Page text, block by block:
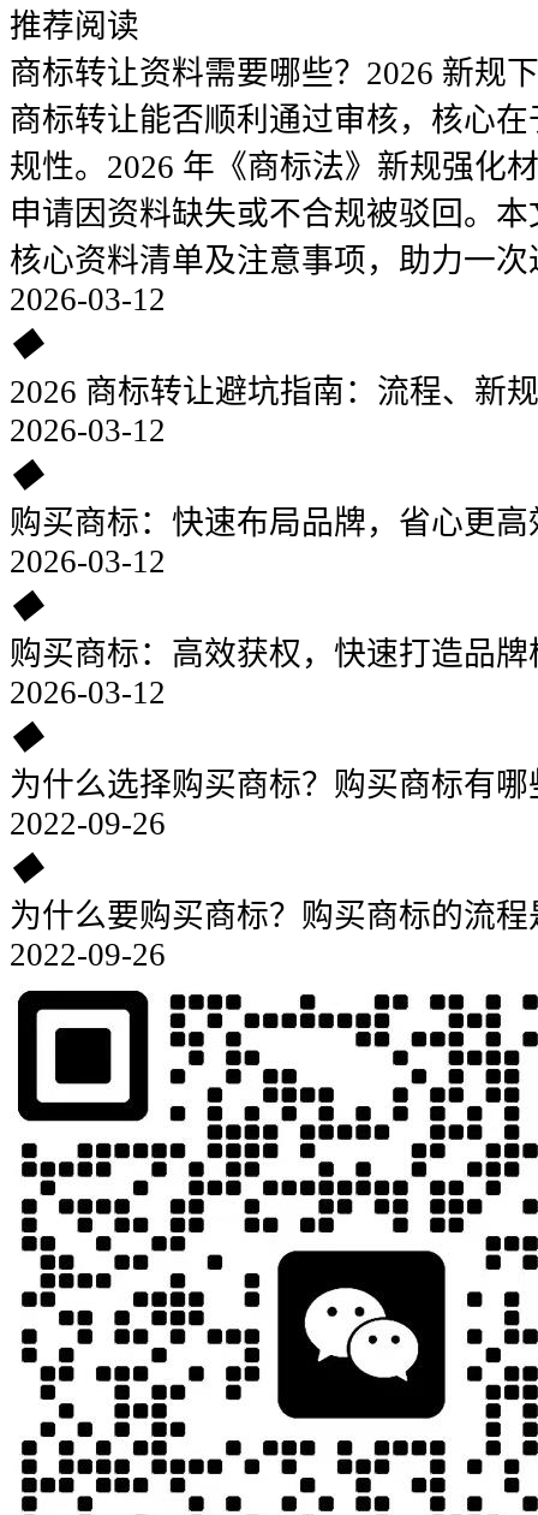
推荐阅读
商标转让资料需要哪些？2026 新规
商标转让能否顺利通过审核，核心
规性。2026 年《商标法》新规强化
申请因资料缺失或不合规被驳回。
核心资料清单及注意事项，助力一次
2026-03-12
◆
2026 商标转让避坑指南：流程、新
2026-03-12
◆
购买商标：快速布局品牌，省心更高
2026-03-12
◆
购买商标：高效获权，快速打造品
2026-03-12
◆
为什么选择购买商标？购买商标有
2022-09-26
◆
为什么要购买商标？购买商标的流
2022-09-26